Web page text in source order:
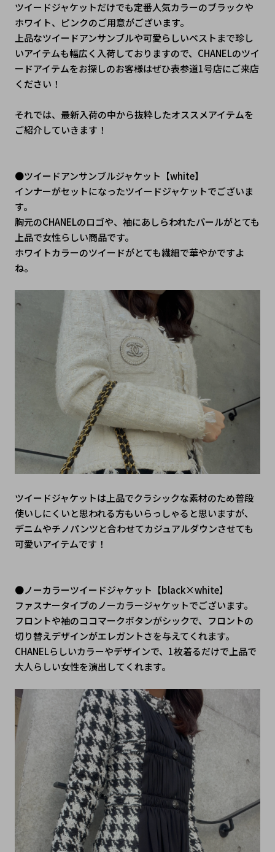
ツイードジャケットだけでも定番人気カラーのブラックや
ホワイト、ピンクのご用意がございます。
上品なツイードアンサンブルや可愛らしいベストまで珍し
いアイテムも幅広く入荷しておりますので、CHANELのツイ
ードアイテムをお探しのお客様はぜひ表参道1号店にご来店
ください！
それでは、最新入荷の中から抜粋したオススメアイテムを
ご紹介していきます！
●ツイードアンサンブルジャケット【white】
インナーがセットになったツイードジャケットでございま
す。
胸元のCHANELのロゴや、袖にあしらわれたパールがとても
上品で女性らしい商品です。
ホワイトカラーのツイードがとても繊細で華やかですよ
ね。
ツイードジャケットは上品でクラシックな素材のため普段
使いしにくいと思われる方もいらっしゃると思いますが、
デニムやチノパンツと合わせてカジュアルダウンさせても
可愛いアイテムです！
●ノーカラーツイードジャケット【black×white】
ファスナータイプのノーカラージャケットでございます。
フロントや袖のココマークボタンがシックで、フロントの
切り替えデザインがエレガントさを与えてくれます。
CHANELらしいカラーやデザインで、1枚着るだけで上品で
大人らしい女性を演出してくれます。